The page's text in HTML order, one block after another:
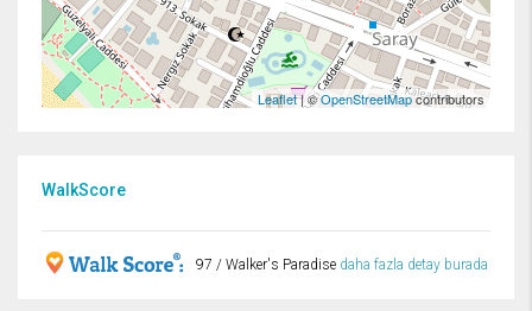
Leaflet| ©OpenStreetMapcontributors
WalkScore
97 / Walker's Paradise daha fazla detay burada